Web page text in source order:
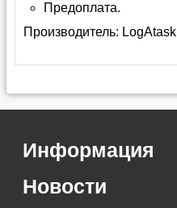
Предоплата.
Производитель: LogAtask
Информация
Новости